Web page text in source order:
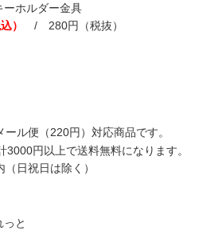
ホルダー金具
）
/ 280円（税抜）
ル便（220円）対応商品です。
円以上で送料無料になります。
日祝日は除く）
と